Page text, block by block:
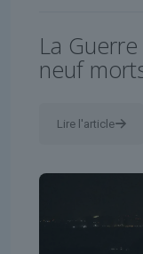
La
neuf
Lire l'article